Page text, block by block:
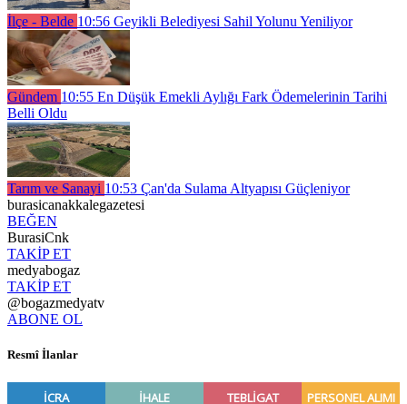
İlçe - Belde 10:56 Geyikli Belediyesi Sahil Yolunu Yeniliyor
Gündem 10:55 En Düşük Emekli Aylığı Fark Ödemelerinin Tarihi
Belli Oldu
Tarım ve Sanayi 10:53 Çan'da Sulama Altyapısı Güçleniyor
burasicanakkalegazetesi
BEĞEN
BurasiCnk
TAKİP ET
medyabogaz
TAKİP ET
@bogazmedyatv
ABONE OL
Resmî İlanlar